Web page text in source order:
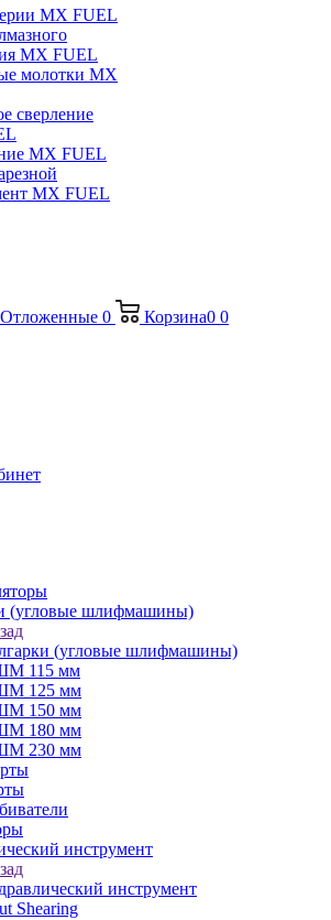
MX FUEL
MX FUEL
молотки MX
сверление
MX FUEL
MX FUEL
Отложенные 0 Корзина0 0
(угловые шлифмашины)
(угловые шлифмашины)
115 мм
125 мм
150 мм
180 мм
230 мм
инструмент
инструмент
Shearing